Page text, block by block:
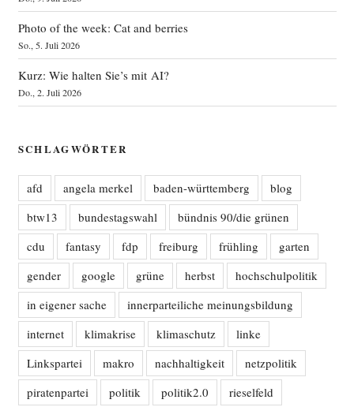
Photo of the week: Cat and berries
So., 5. Juli 2026
Kurz: Wie halten Sie’s mit AI?
Do., 2. Juli 2026
SCHLAGWÖRTER
afd angela merkel baden-württemberg
blog
btw13
bundestagswahl
bündnis 90/die grünen
cdu
fantasy fdp freiburg frühling
garten
gender
google grüne herbst
hochschulpolitik
in eigener sache
innerparteiliche meinungsbildung
internet
klimakrise klimaschutz
linke
Linkspartei
makro nachhaltigkeit
netzpolitik
piratenpartei
politik politik2.0
rieselfeld